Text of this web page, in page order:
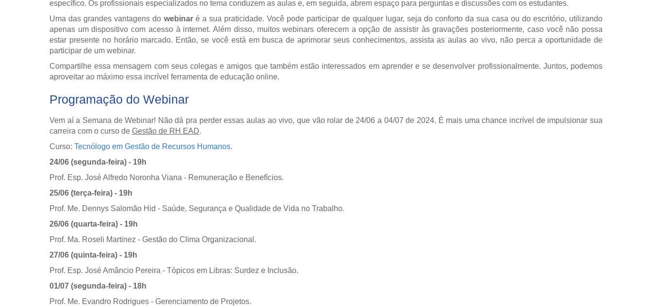
específico. Os profissionais especializados no tema conduzem as aulas e, em seguida, abrem espaço para perguntas e discussões com os estudantes.
Uma das grandes vantagens do webinaré a sua praticidade. Você pode participar de qualquer lugar, seja do conforto da sua casa ou do escritório, utilizando
apenas um dispositivo com acesso à internet. Além disso, muitos webinars oferecem a opção de assistir às gravações posteriormente, caso você não possa
estar presente no horário marcado. Então, se você está em busca de aprimorar seus conhecimentos, assista as aulas ao vivo, não perca a oportunidade de
participar de um webinar.
Compartilhe essa mensagem com seus colegas e amigos que também estão interessados em aprender e se desenvolver profissionalmente. Juntos, podemos
aproveitar ao máximo essa incrível ferramenta de educação online.
Programação do Webinar
Vem aí a Semana de Webinar! Não dá pra perder essas aulas ao vivo, que vão rolar de 24/06 a 04/07 de 2024. É mais uma chance incrível de impulsionar sua
carreira com o curso de Gestão de RH EAD.
Curso: Tecnólogo em Gestão de Recursos Humanos.
24/06 (segunda-feira) - 19h
Prof. Esp. José Alfredo Noronha Viana - Remuneração e Benefícios.
25/06 (terça-feira) - 19h
Prof. Me. Dennys Salomão Hid - Saúde, Segurança e Qualidade de Vida no Trabalho.
26/06 (quarta-feira) - 19h
Prof. Ma. Roseli Martinez - Gestão do Clima Organizacional.
27/06 (quinta-feira) - 19h
Prof. Esp. José Amâncio Pereira - Tópicos em Libras: Surdez e Inclusão.
01/07 (segunda-feira) - 18h
Prof. Me. Evandro Rodrigues - Gerenciamento de Projetos.